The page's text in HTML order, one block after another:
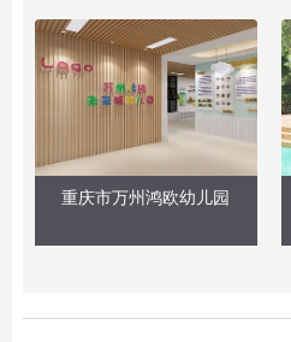
重庆市万州鸿欧幼儿园